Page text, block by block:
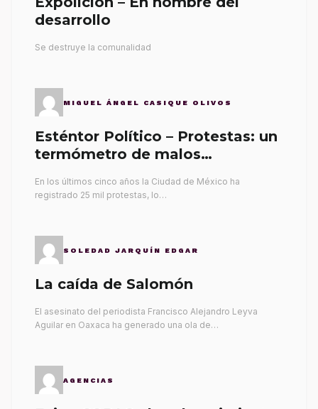
desarrollo
Se destruye la comunalidad
MIGUEL ÁNGEL CASIQUE OLIVOS
Esténtor Político – Protestas: un
termómetro de malos
En los últimos cinco años la Ciudad de México ha
registrado 25 mil protestas, lo…
SOLEDAD JARQUÍN EDGAR
La caída de Salomón
El asesinato del periodista Francisco Alejandro Leyva
Aguilar en Oaxaca ha generado una ola de…
AGENCIAS